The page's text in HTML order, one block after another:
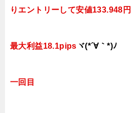
りエントリーして安値133.948円
最大利益18.1pips ヾ(*´∀｀*)ﾉ
一回目